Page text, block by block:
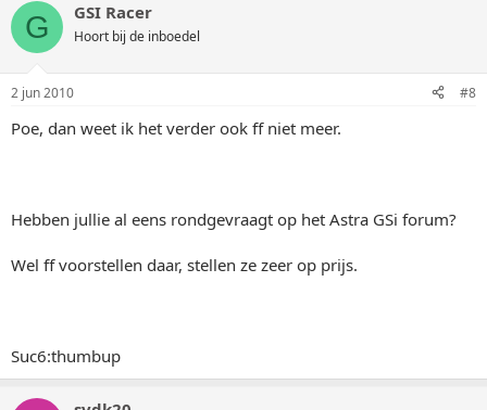
G GSI Racer
Hoort bij de inboedel
2 jun 2010 #8
Poe, dan weet ik het verder ook ff niet meer.
Hebben jullie al eens rondgevraagt op het Astra GSi forum?
Wel ff voorstellen daar, stellen ze zeer op prijs.
Suc6:thumbup